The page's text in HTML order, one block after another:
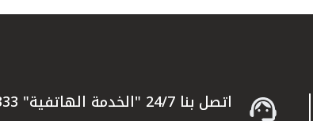
اتصل بنا 24/7 "الخدمة الهاتفية" 1803333